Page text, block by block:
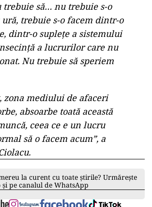
trebuie să… nu trebuie s-o
trebuie s-o facem dintr-o
dintr-o supleţe a sistemului
a lucrurilor care nu
Nu trebuie să speriem
zona mediului de afaceri
absoarbe toată această
ceea ce e un lucru
să o facem acum”, a
la curent cu toate știrile? Urmărește
și pe canalul de WhatsApp